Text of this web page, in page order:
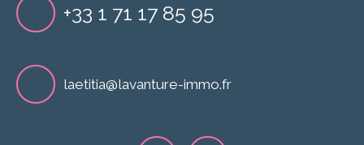
+33 1 71 17 85 95
laetitia@lavanture-immo.fr